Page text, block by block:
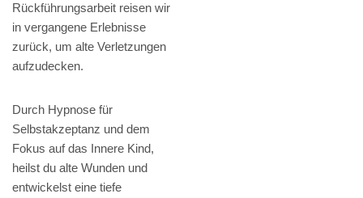
Rückführungsarbeit reisen wir
in vergangene Erlebnisse
zurück, um alte Verletzungen
aufzudecken.
Durch Hypnose für
Selbstakzeptanz und dem
Fokus auf das Innere Kind,
heilst du alte Wunden und
entwickelst eine tiefe